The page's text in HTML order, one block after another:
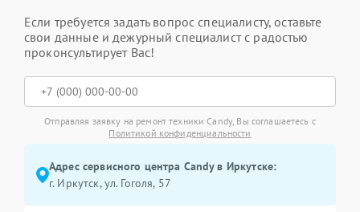
Если требуется задать вопрос специалисту, оставьте
свои данные и дежурный специалист с радостью
проконсультирует Вас!
Отправляя заявку на ремонт техники Candy, Вы соглашаетесь с
Политикой конфиденциальности
Адрес сервисного центра Candy в Иркутске:
г. Иркутск, ул. ​Гоголя, 57